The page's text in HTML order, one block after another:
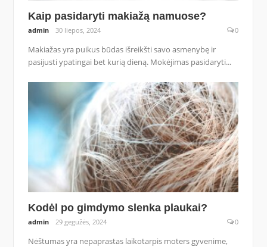
Kaip pasidaryti makiažą namuose?
admin 30 liepos, 2024 0
Makiažas yra puikus būdas išreikšti savo asmenybę ir
pasijusti ypatingai bet kurią dieną. Mokėjimas pasidaryti...
Kodėl po gimdymo slenka plaukai?
admin 29 gegužės, 2024 0
Nėštumas yra nepaprastas laikotarpis moters gyvenime,